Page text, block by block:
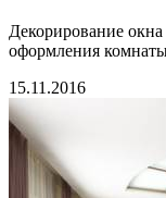
Декорирование
оформления
15.11.2016